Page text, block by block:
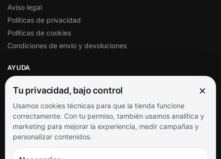
Aviso legal
Políticas de privacidad
Políticas de cookies
Condiciones de envío y devoluciones
AYUDA
Soporte al cliente
Contacto
Términos y condiciones
Preguntas frecuentes
SÍGUENOS
Tu privacidad, bajo control ×
Usamos cookies técnicas para que la tienda funcione
correctamente. Con tu permiso, también usamos analítica y
marketing para mejorar la experiencia, medir campañas y
personalizar contenidos.